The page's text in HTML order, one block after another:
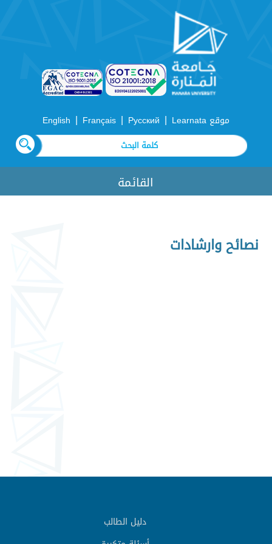
موقع Learnata |
Русский
|
Français
|
English
القائمة
نصائح وارشادات
دليل الطالب